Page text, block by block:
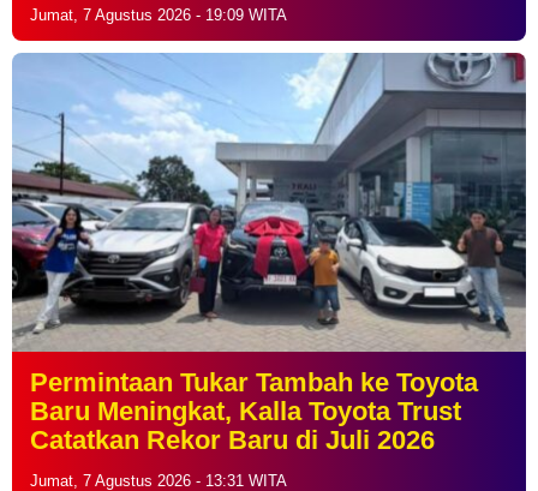
Jumat, 7 Agustus 2026 - 19:09 WITA
Permintaan Tukar Tambah ke Toyota
Baru Meningkat, Kalla Toyota Trust
Catatkan Rekor Baru di Juli 2026
Jumat, 7 Agustus 2026 - 13:31 WITA